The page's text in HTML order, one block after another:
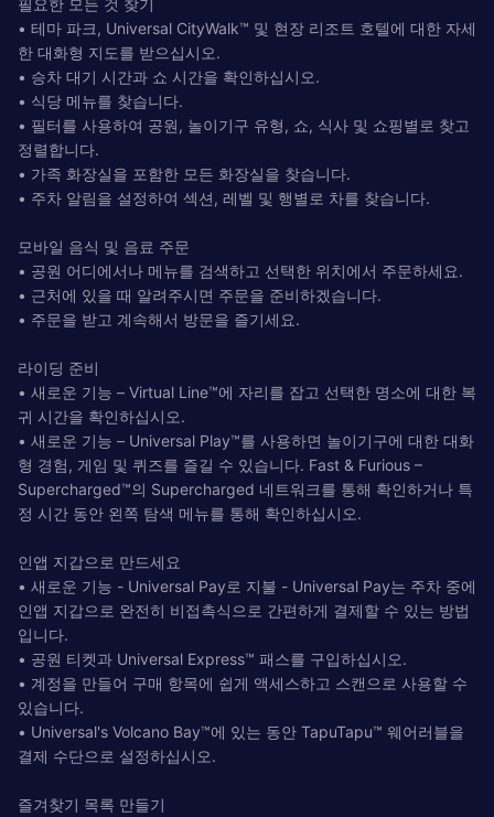
• 테마 파크, Universal CityWalk™ 및 현장 리조트 호텔에 대한 자세
한 대화형 지도를 받으십시오.
• 승차 ​​대기 시간과 쇼 시간을 확인하십시오.
• 식당 메뉴를 찾습니다.
• 필터를 사용하여 공원, 놀이기구 유형, 쇼, 식사 및 쇼핑별로 찾고
정렬합니다.
• 가족 화장실을 포함한 모든 화장실을 찾습니다.
• 주차 알림을 설정하여 섹션, 레벨 및 행별로 차를 찾습니다.
모바일 음식 및 음료 주문
• 공원 어디에서나 메뉴를 검색하고 선택한 위치에서 주문하세요.
• 근처에 있을 때 알려주시면 주문을 준비하겠습니다.
• 주문을 받고 계속해서 방문을 즐기세요.
라이딩 준비
• 새로운 기능 – Virtual Line™에 자리를 잡고 선택한 명소에 대한 복
귀 시간을 확인하십시오.
• 새로운 기능 – Universal Play™를 사용하면 놀이기구에 대한 대화
형 경험, 게임 및 퀴즈를 즐길 수 있습니다. Fast & Furious –
Supercharged™의 Supercharged 네트워크를 통해 확인하거나 특
정 시간 동안 왼쪽 탐색 메뉴를 통해 확인하십시오.
인앱 지갑으로 만드세요
• 새로운 기능 - Universal Pay로 지불 - Universal Pay는 주차 중에
인앱 지갑으로 완전히 비접촉식으로 간편하게 결제할 수 있는 방법
입니다.
• 공원 티켓과 Universal Express™ 패스를 구입하십시오.
• 계정을 만들어 구매 항목에 쉽게 액세스하고 스캔으로 사용할 수
있습니다.
• Universal's Volcano Bay™에 있는 동안 TapuTapu™ 웨어러블을
결제 수단으로 설정하십시오.
즐겨찾기 목록 만들기